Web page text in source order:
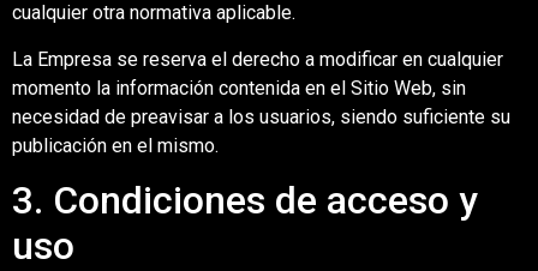
cualquier otra normativa aplicable.
La Empresa se reserva el derecho a modificar en cualquier
momento la información contenida en el Sitio Web, sin
necesidad de preavisar a los usuarios, siendo suficiente su
publicación en el mismo.
3. Condiciones de acceso y
uso